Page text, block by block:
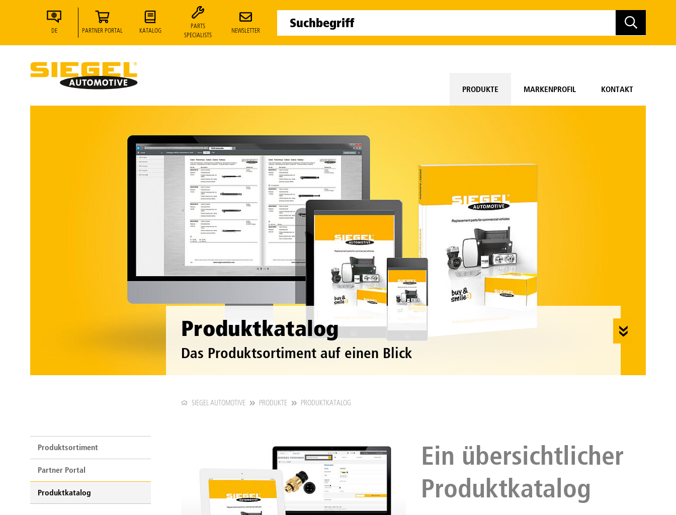
DE PARTNER PORTAL KATALOG
PARTS
SPECIALISTS
NEWSLETTER
PRODUKTE MARKENPROFIL KONTAKT
Produktkatalog
Das Produktsortiment auf einen Blick
SIEGEL AUTOMOTIVE PRODUKTE PRODUKTKATALOG
Ein übersichtlicher
Produktkatalog
Produktsortiment
Partner Portal
Produktkatalog